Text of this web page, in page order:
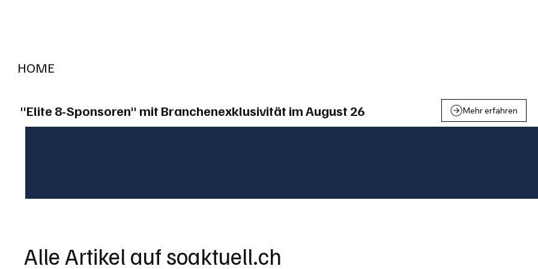
HOME
"Elite 8-Sponsoren" mit Branchenexklusivität im August 26 Mehr erfahren
Alle Artikel auf soaktuell.ch